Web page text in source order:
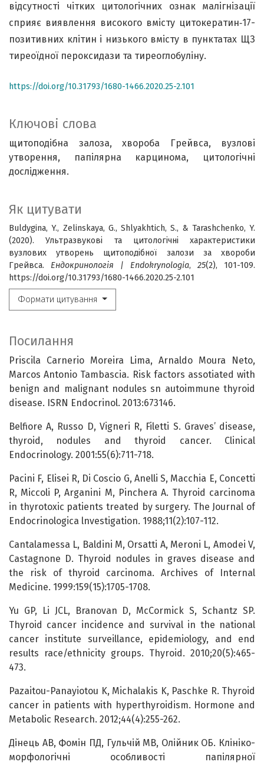
Ключові слова
щитоподібна залоза, хвороба Грейвса, вузлові
утворення, папілярна карцинома, цитологічні
дослідження.
Як цитувати
Buldygina, Y., Zelinskaya, G., Shlyakhtich, S., & Tarashchenko, Y.
(2020). Ультразвукові та цитологічні характеристики
вузлових утворень щитоподібної залози за хвороби
Грейвса. Ендокринологія | Endokrynologia, 25(2), 101-109.
https://doi.org/10.31793/1680-1466.2020.25-2.101
Формати цитування
відсутності чітких цитологічних ознак малігнізації
сприяє виявлення високого вмісту цитокератин‑17-
позитивних клітин і низького вмісту в пунктатах ЩЗ
тиреоїдної пероксидази та тиреоглобуліну.
https://doi.org/10.31793/1680-1466.2020.25-2.101
Посилання
Priscila Carnerio Moreira Lima, Arnaldo Moura Neto,
Marcos Antonio Tambascia. Risk factors assotiated with
benign and malignant nodules sn autoimmune thyroid
disease. ISRN Endocrinol. 2013:673146.
Belfiore A, Russo D, Vigneri R, Filetti S. Graves’ disease,
thyroid, nodules and thyroid cancer. Clinical
Endocrinology. 2001:55(6):711-718.
Pacini F, Elisei R, Di Coscio G, Anelli S, Macchia E, Concetti
R, Miccoli P, Arganini M, Pinchera A. Thyroid carcinoma
in thyrotoxic patients treated by surgery. The Journal of
Endocrinologica lnvestigation. 1988;11(2):107-112.
Cantalamessa L, Baldini M, Orsatti A, Meroni L, Amodei V,
Castagnone D. Thyroid nodules in graves disease and
the risk of thyroid carcinoma. Archives of Internal
Medicine. 1999:159(15):1705-1708.
Yu GP, Li JCL, Branovan D, McCormick S, Schantz SP.
Thyroid cancer incidence and survival in the national
cancer institute surveillance, epidemiology, and end
results race/ethnicity groups. Thyroid. 2010;20(5):465-
473.
Pazaitou-Panayiotou K, Michalakis K, Paschke R. Thyroid
cancer in patients with hyperthyroidism. Hormone and
Metabolic Research. 2012;44(4):255-262.
Дінець АВ, Фомін ПД, Гульчій МВ, Олійник ОБ. Клініко-
морфологічні особливості папілярної